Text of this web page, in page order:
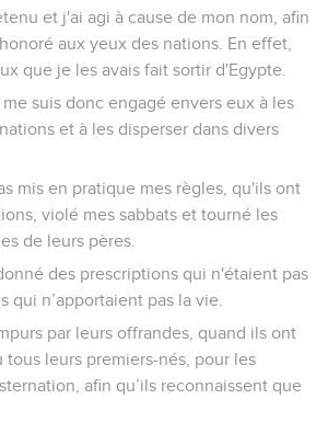
et j'ai agi à cause de mon nom, afin
aux yeux des nations. En effet,
que je les avais fait sortir d'Egypte.
suis donc engagé envers eux à les
et à les disperser dans divers
mis en pratique mes règles, qu'ils ont
violé mes sabbats et tourné les
de leurs pères.
des prescriptions qui n'étaient pas
qui n’apportaient pas la vie.
par leurs offrandes, quand ils ont
tous leurs premiers-nés, pour les
afin qu’ils reconnaissent que